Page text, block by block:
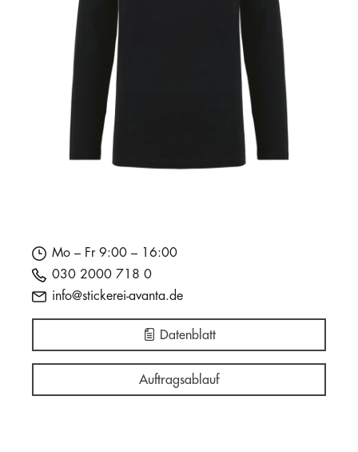
Mo – Fr 9:00 – 16:00
030 2000 718 0
info@stickerei-avanta.de
Datenblatt
Auftragsablauf